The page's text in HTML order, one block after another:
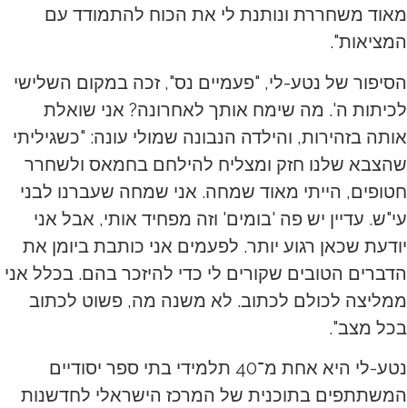
מאוד משחררת ונותנת לי את הכוח להתמודד עם
המציאות".
הסיפור של נטע-לי, "פעמיים נס", זכה במקום השלישי
לכיתות ה'. מה שימח אותך לאחרונה? אני שואלת
אותה בזהירות, והילדה הנבונה שמולי עונה: "כשגיליתי
שהצבא שלנו חזק ומצליח להילחם בחמאס ולשחרר
חטופים, הייתי מאוד שמחה. אני שמחה שעברנו לבני
עי"ש. עדיין יש פה 'בומים' וזה מפחיד אותי, אבל אני
יודעת שכאן רגוע יותר. לפעמים אני כותבת ביומן את
הדברים הטובים שקורים לי כדי להיזכר בהם. בכלל אני
ממליצה לכולם לכתוב. לא משנה מה, פשוט לכתוב
בכל מצב".
נטע-לי היא אחת מ־40 תלמידי בתי ספר יסודיים
המשתתפים בתוכנית של המרכז הישראלי לחדשנות